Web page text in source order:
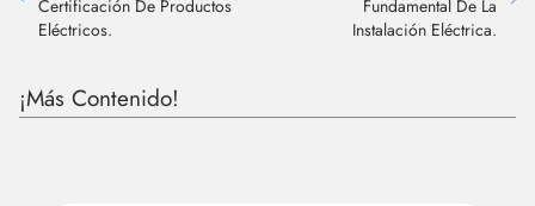
Certificación De Productos
Eléctricos.
Fundamental De La
Instalación Eléctrica.
¡Más Contenido!